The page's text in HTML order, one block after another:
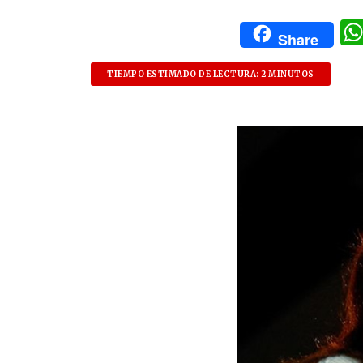
Share
TIEMPO ESTIMADO DE LECTURA: 2 MINUTOS